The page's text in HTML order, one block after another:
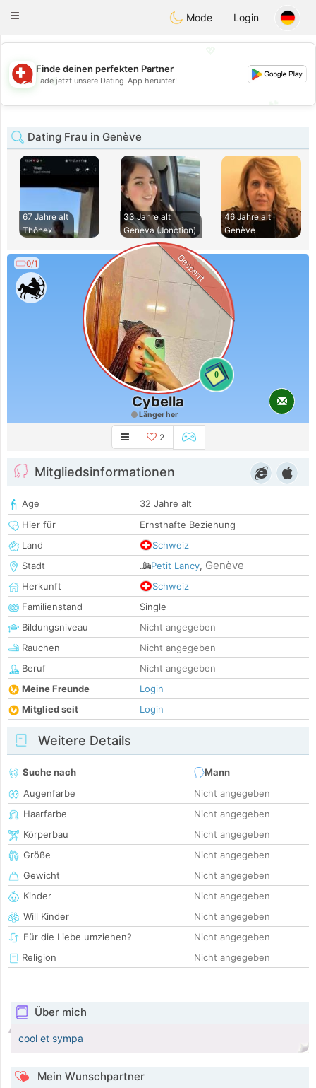
Suissi
Toggle
Mode Login
💖
💕
Finde deinen perfekten Partner
Lade jetzt unsere Dating-App herunter!
Dating Frau in Genève
67 Jahre alt
Thônex
33 Jahre alt
Geneva (Jonction)
46 Jahre alt
Genève
0/1
0
Gesperrt
Cybella
Länger her
2
Mitgliedsinformationen
Age
32 Jahre alt
Hier für
Ernsthafte Beziehung
Land
Schweiz
Stadt
Petit Lancy, Genève
Herkunft
Schweiz
Familienstand
Single
Bildungsniveau
Nicht angegeben
Rauchen
Nicht angegeben
Beruf
Nicht angegeben
Meine Freunde
Login
Mitglied seit
Login
Weitere Details
Suche nach
Mann
Augenfarbe
Nicht angegeben
Haarfarbe
Nicht angegeben
Körperbau
Nicht angegeben
Größe
Nicht angegeben
Gewicht
Nicht angegeben
Kinder
Nicht angegeben
Will Kinder
Nicht angegeben
Für die Liebe umziehen?
Nicht angegeben
Religion
Nicht angegeben
Über mich
cool et sympa
Mein Wunschpartner